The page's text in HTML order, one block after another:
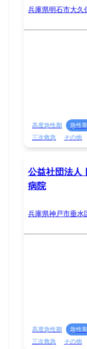
兵庫県明石市大
高度急性期 急性期
三次救急
その他
公益社団法人
病院
兵庫県神戸市垂水
高度急性期 急性期
三次救急
その他